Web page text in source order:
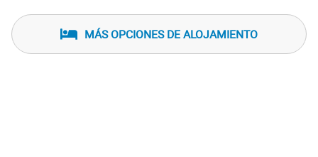
MÁS OPCIONES DE ALOJAMIENTO